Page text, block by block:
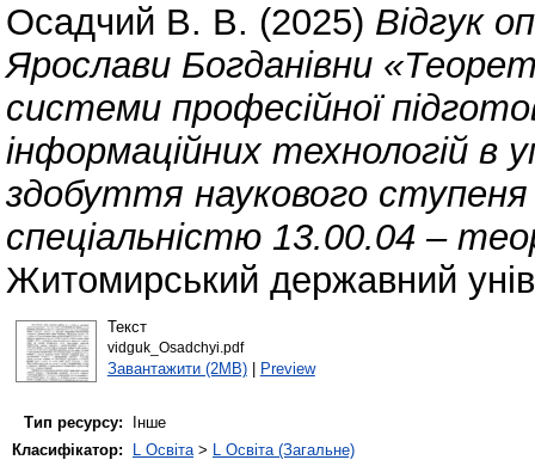
Осадчий В. В. (2025) Відгук
Ярослави Богданівни
системи професійної
інформаційних технологій в
здобуття наукового ступеня
спеціальністю 13.00.04 –
Житомирський державний
Текст
vidguk_Osadchyi.pdf
Завантажити (2MB)| Preview
Тип ресурсу:
Інше
Класифікатор:
L Освіта> L Освіта (Загальне)